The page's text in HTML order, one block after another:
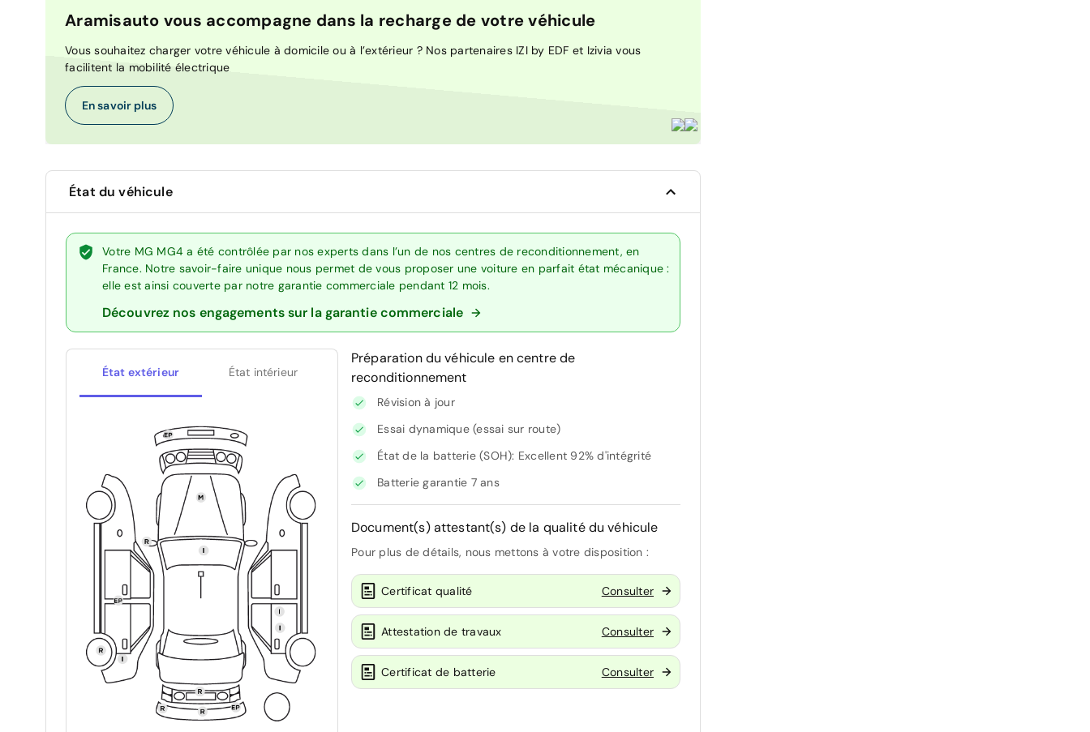
Aramisauto vous accompagne dans la recharge de votre véhicule
Vous souhaitez charger votre véhicule à domicile ou à l’extérieur ? Nos partenaires IZI by EDF et Izivia vous
facilitent la mobilité électrique
En savoir plus
État du véhicule
Votre MG MG4 a été contrôlée par nos experts dans l’un de nos centres de reconditionnement, en
France. Notre savoir-faire unique nous permet de vous proposer une voiture en parfait état mécanique :
elle est ainsi couverte par notre garantie commerciale pendant 12 mois.
Découvrez nos engagements sur la garantie commerciale
État extérieur État intérieur
Préparation du véhicule en centre de
reconditionnement
Révision à jour
Essai dynamique (essai sur route)
État de la batterie (SOH): Excellent 92% d'intégrité
Batterie garantie 7 ans
Document(s) attestant(s) de la qualité du véhicule
Pour plus de détails, nous mettons à votre disposition :
Certificat qualité Consulter
Attestation de travaux Consulter
Certificat de batterie Consulter